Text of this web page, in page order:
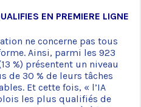
EN PREMIERE LIGNE
ne concerne pas tous
Ainsi, parmi les 923
%) présentent un niveau
de 30 % de leurs tâches
Et cette fois, « l’IA
les plus qualifiés de